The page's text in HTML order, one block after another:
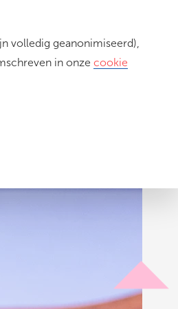
volledig geanonimiseerd),
in onze cookie